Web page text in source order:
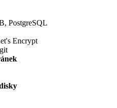
PostgreSQL
Encrypt